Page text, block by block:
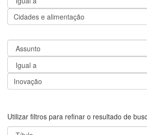
Utilizar filtros para refinar o resultado de